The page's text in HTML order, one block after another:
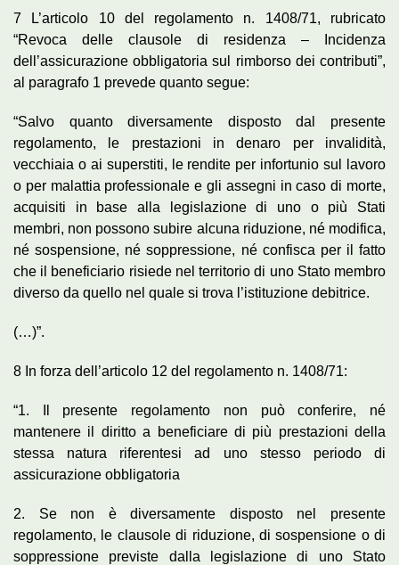
7 L’articolo 10 del regolamento n. 1408/71, rubricato
“Revoca delle clausole di residenza – Incidenza
dell’assicurazione obbligatoria sul rimborso dei contributi”,
al paragrafo 1 prevede quanto segue:
“Salvo quanto diversamente disposto dal presente
regolamento, le prestazioni in denaro per invalidità,
vecchiaia o ai superstiti, le rendite per infortunio sul lavoro
o per malattia professionale e gli assegni in caso di morte,
acquisiti in base alla legislazione di uno o più Stati
membri, non possono subire alcuna riduzione, né modifica,
né sospensione, né soppressione, né confisca per il fatto
che il beneficiario risiede nel territorio di uno Stato membro
diverso da quello nel quale si trova l’istituzione debitrice.
(…)”.
8 In forza dell’articolo 12 del regolamento n. 1408/71:
“1. Il presente regolamento non può conferire, né
mantenere il diritto a beneficiare di più prestazioni della
stessa natura riferentesi ad uno stesso periodo di
assicurazione obbligatoria
2. Se non è diversamente disposto nel presente
regolamento, le clausole di riduzione, di sospensione o di
soppressione previste dalla legislazione di uno Stato